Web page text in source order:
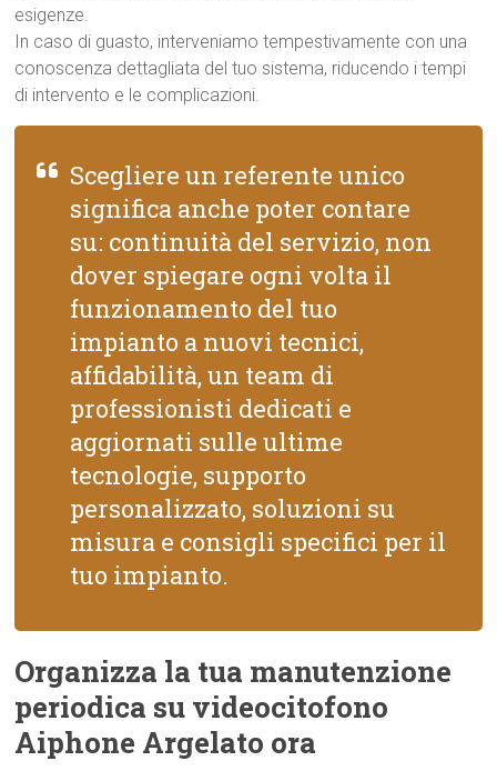
esigenze.
In caso di guasto, interveniamo tempestivamente con una
conoscenza dettagliata del tuo sistema, riducendo i tempi
di intervento e le complicazioni.
Scegliere un referente unico
significa anche poter contare
su: continuità del servizio, non
dover spiegare ogni volta il
funzionamento del tuo
impianto a nuovi tecnici,
affidabilità, un team di
professionisti dedicati e
aggiornati sulle ultime
tecnologie, supporto
personalizzato, soluzioni su
misura e consigli specifici per il
tuo impianto.
Organizza la tua manutenzione
periodica su videocitofono
Aiphone Argelato ora